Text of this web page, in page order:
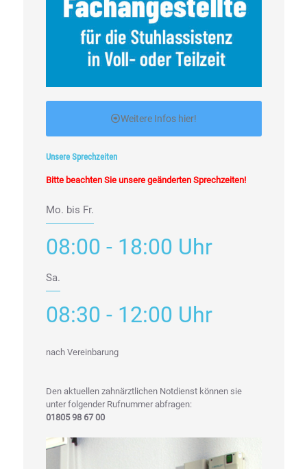
Weitere Infos hier!
Unsere Sprechzeiten
Bitte beachten Sie unsere geänderten Sprechzeiten!
Mo. bis Fr.
08:00 - 18:00 Uhr
Sa.
08:30 - 12:00 Uhr
nach Vereinbarung
Den aktuellen zahnärztlichen Notdienst können sie
unter folgender Rufnummer abfragen:
01805 98 67 00